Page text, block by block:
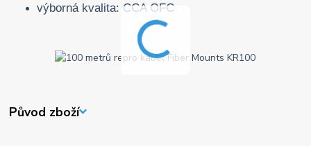
výborná kvalita: CCA OFC
Původ zboží